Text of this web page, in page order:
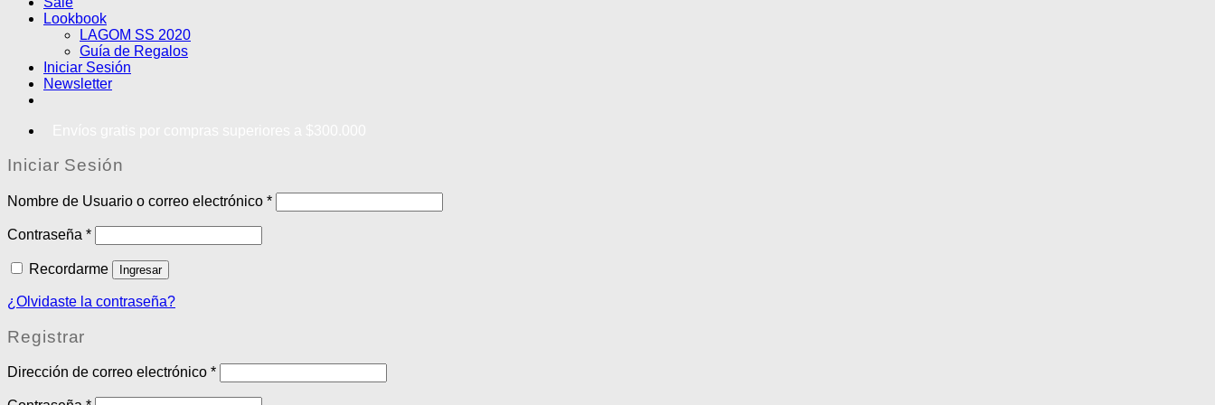
Lookbook
LAGOM SS 2020
Guía de Regalos
Iniciar Sesión
Newsletter
Iniciar Sesión
Nombre de Usuario o correo electrónico *
Contraseña *
Recordarme Ingresar
¿Olvidaste la contraseña?
Registrar
Dirección de correo electrónico *